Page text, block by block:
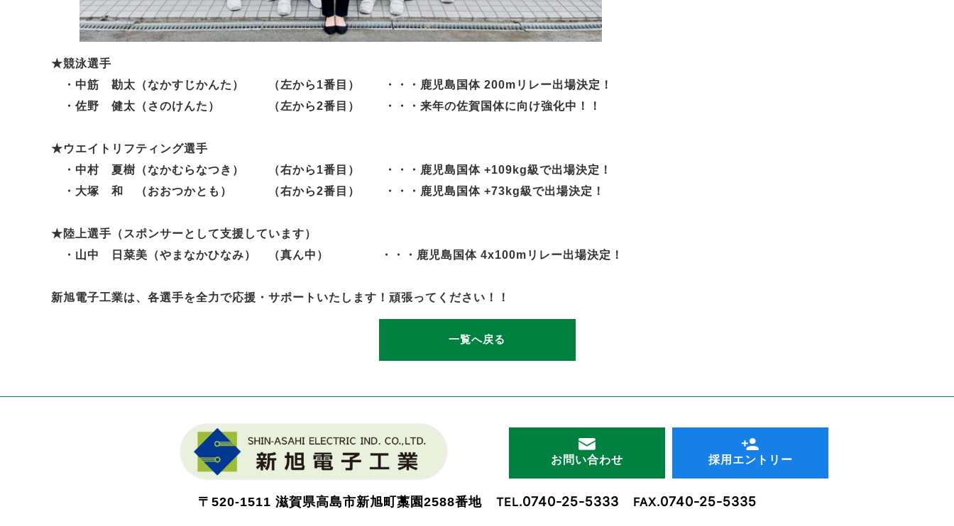
★競泳選手
・中筋 勘太（なかすじかんた） （左から1番目） ・・・鹿児島国体 200mリレー出場決定！
・佐野 健太（さのけんた） （左から2番目） ・・・来年の佐賀国体に向け強化中！！
★ウエイトリフティング選手
・中村 夏樹（なかむらなつき） （右から1番目） ・・・鹿児島国体 +109kg級で出場決定！
・大塚 和 （おおつかとも） （右から2番目） ・・・鹿児島国体 +73kg級で出場決定！
★陸上選手（スポンサーとして支援しています）
・山中 日菜美（やまなかひなみ） （真ん中） ・・・鹿児島国体 4x100mリレー出場決定！
新旭電子工業は、各選手を全力で応援・サポートいたします！頑張ってください！！
一覧へ戻る
お問い合わせ 採用エントリー
〒520-1511 滋賀県高島市新旭町藁園2588番地 TEL.0740-25-5333 FAX.0740-25-5335